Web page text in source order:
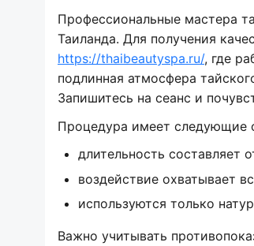
Профессиональные мастера
Таиланда. Для получения
https://thaibeautyspa.ru/, где
подлинная атмосфера
Запишитесь на сеанс и
Процедура имеет следующие
длительность составляет
воздействие охватывает
используются только
Важно учитывать